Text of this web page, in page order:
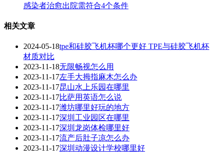
感染者治愈出院需符合4个条件
相关文章
2024-05-18tpe和硅胶飞机杯哪个更好 TPE与硅胶飞机杯
材质对比
2023-11-18无限畅视怎么用
2023-11-17左手大拇指麻木怎么办
2023-11-17昆山水上乐园在哪里
2023-11-17比萨用英语怎么说
2023-11-17潍坊哪里好玩的地方
2023-11-17深圳工业园区在哪里
2023-11-17深圳龙岗体检哪里好
2023-11-17流产后肚子凉怎么办
2023-11-17深圳动漫设计学校哪里好